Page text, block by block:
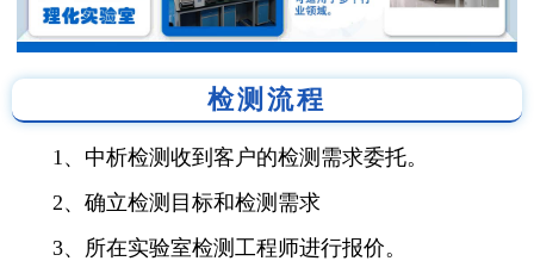
检测流程
1、中析检测收到客户的检测需求委托。
2、确立检测目标和检测需求
3、所在实验室检测工程师进行报价。